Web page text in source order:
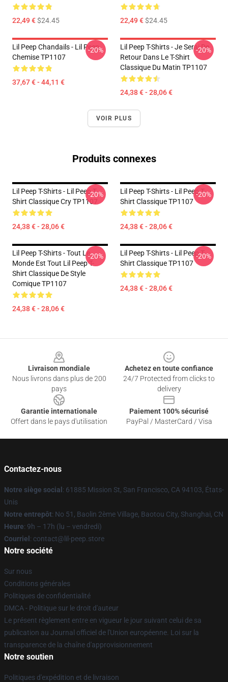
22,49 €$24.45 22,49 €$24.45
Lil Peep Chandails - Lil Peep
Chemise TP1107
37,67 € - 44,11 €
-20%
Lil Peep T-Shirts - Je Serai De
Retour Dans Le T-Shirt
Classique Du Matin TP1107
24,38 € - 28,06 €
-20%
VOIR PLUS
Produits connexes
Lil Peep T-Shirts - Lil Peep T-
Shirt Classique Cry TP1107
24,38 € - 28,06 €
-20%
Lil Peep T-Shirts - Lil Peep T-
Shirt Classique TP1107
24,38 € - 28,06 €
-20%
Lil Peep T-Shirts - Tout Le
Monde Est Tout Lil Peep T-
Shirt Classique De Style
Comique TP1107
24,38 € - 28,06 €
-20%
Lil Peep T-Shirts - Lil Peep T-
Shirt Classique TP1107
24,38 € - 28,06 €
-20%
Livraison mondiale
Nous livrons dans plus de 200
pays
Achetez en toute confiance
24/7 Protected from clicks to
delivery
Garantie internationale
Offert dans le pays d'utilisation
Paiement 100% sécurisé
PayPal / MasterCard / Visa
Contactez-nous
Notre siège social : 61885 Mission St, San Francisco, CA 94103, États-
Unis
Notre entrepôt: No 51, Baolin 2ème Village, Baotou City, Shanghai, CN
Heure: 9h – 17h (lu – vendredi)
Courriel : contact@lil-peep.store
Notre société
Sur nous
Conditions générales
Politiques de confidentialité
DMCA - Politique sur le droit d'auteur
Le présent règlement entre en vigueur le jour suivant celui de sa
publication au Journal officiel de l'Union européenne. Loi sur la
transparence de la chaîne d'approvisionnement
Notre soutien
Politiques d'expédition et de livraison